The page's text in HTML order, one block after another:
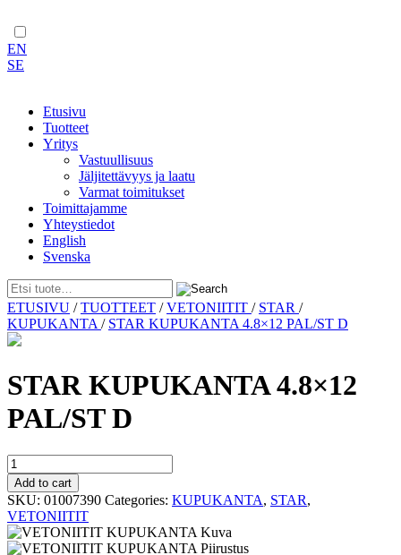
EN
SE
Etusivu
Tuotteet
Yritys
Vastuullisuus
Jäljitettävyys ja laatu
Varmat toimitukset
Toimittajamme
Yhteystiedot
English
Svenska
Skip
to
content
ETUSIVU /TUOTTEET /VETONIITIT / STAR /
KUPUKANTA / STAR KUPUKANTA 4.8×12 PAL/ST D
STAR KUPUKANTA 4.8×12
PAL/ST D
STAR
KUPUKANTA
4.8x12
PAL/ST
D
quantity
Add to cart
SKU: 01007390 Categories: KUPUKANTA, STAR,
VETONIITIT